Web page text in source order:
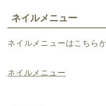
ネイルメニュー
ネイルメニューはこちら
ネイルメニュー